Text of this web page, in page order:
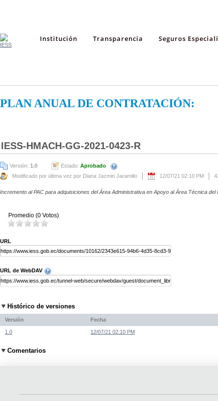
Institución Transparencia Seguros
PLAN ANUAL DE CONTRATACIÓN:
IESS-HMACH-GG-2021-0423-R
Versión: 1.0 Estado: Aprobado
Modificado por última vez por Diana Jazmin Jaramillo
12/07/21 02:10 PM
Incremento al PAC para adquisiciones del Área Administrativa en Apoyo al Área Técnica del
Promedio (0 Votos)
URL
URL de WebDAV
Histórico de versiones
Versión Fecha
1.0 12/07/21 02:10 PM
Comentarios